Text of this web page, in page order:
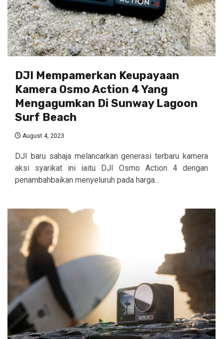
DJI Mempamerkan Keupayaan
Kamera Osmo Action 4 Yang
Mengagumkan Di Sunway Lagoon
Surf Beach
August 4, 2023
DJI baru sahaja melancarkan generasi terbaru kamera
aksi syarikat ini iaitu DJI Osmo Action 4 dengan
penambahbaikan menyeluruh pada harga...